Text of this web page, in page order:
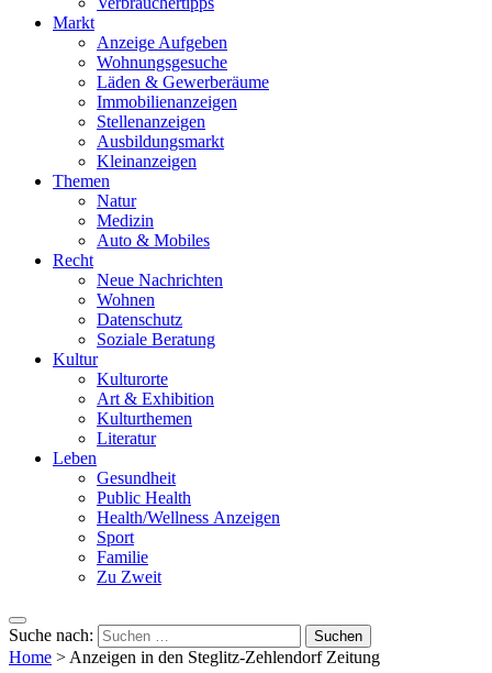
Markt
Anzeige Aufgeben
Wohnungsgesuche
Läden & Gewerberäume
Immobilienanzeigen
Stellenanzeigen
Ausbildungsmarkt
Kleinanzeigen
Themen
Natur
Medizin
Auto & Mobiles
Recht
Neue Nachrichten
Wohnen
Datenschutz
Soziale Beratung
Kultur
Kulturorte
Art & Exhibition
Kulturthemen
Literatur
Leben
Gesundheit
Public Health
Health/Wellness Anzeigen
Sport
Familie
Zu Zweit
Suche nach:
Home > Anzeigen in den Steglitz-Zehlendorf Zeitung